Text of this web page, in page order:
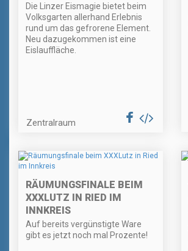
Die Linzer Eismagie bietet beim
Volksgarten allerhand Erlebnis
rund um das gefrorene Element.
Neu dazugekommen ist eine
Eislauffläche.
Zentralraum
RÄUMUNGSFINALE BEIM
XXXLUTZ IN RIED IM
INNKREIS
Auf bereits vergünstigte Ware
gibt es jetzt noch mal Prozente!